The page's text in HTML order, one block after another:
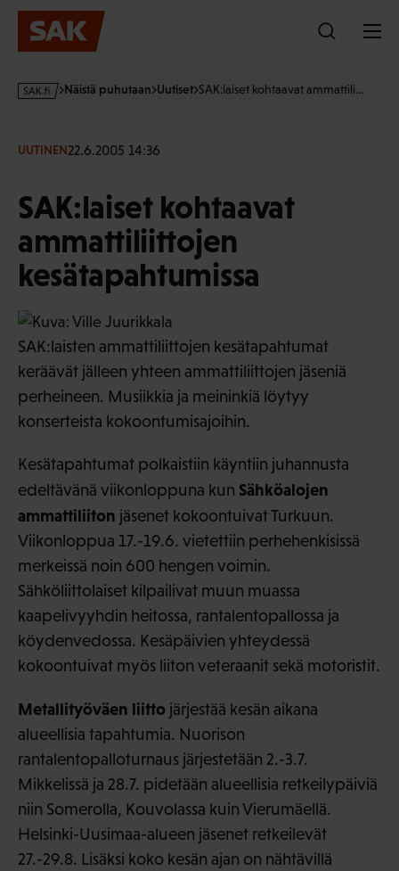
Hyppää
sisältöön
s
·
Näistä puhutaan Uutiset SAK:laiset kohtaavat ammattili…
UUTINEN22.6.2005 14:36
SAK:laiset kohtaavat
ammattiliittojen
kesätapahtumissa
SAK:laisten ammattiliittojen kesätapahtumat
keräävät jälleen yhteen ammattiliittojen jäseniä
perheineen. Musiikkia ja meininkiä löytyy
konserteista kokoontumisajoihin.
Kesätapahtumat polkaistiin käyntiin juhannusta
edeltävänä viikonloppuna kun Sähköalojen
ammattiliiton jäsenet kokoontuivat Turkuun.
Viikonloppua 17.-19.6. vietettiin perhehenkisissä
merkeissä noin 600 hengen voimin.
Sähköliittolaiset kilpailivat muun muassa
kaapelivyyhdin heitossa, rantalentopallossa ja
köydenvedossa. Kesäpäivien yhteydessä
kokoontuivat myös liiton veteraanit sekä motoristit.
Metallityöväen liitto järjestää kesän aikana
alueellisia tapahtumia. Nuorison
rantalentopalloturnaus järjestetään 2.-3.7.
Mikkelissä ja 28.7. pidetään alueellisia retkeilypäiviä
niin Somerolla, Kouvolassa kuin Vierumäellä.
Helsinki-Uusimaa-alueen jäsenet retkeilevät
27.-29.8. Lisäksi koko kesän ajan on nähtävillä